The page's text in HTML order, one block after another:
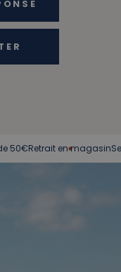
Retrait en magasinService